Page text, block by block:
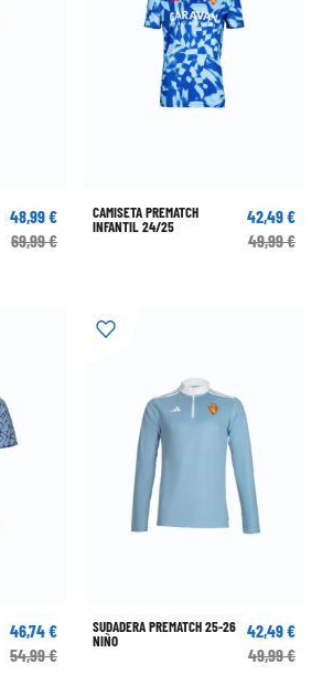
48,99 €
69,99 €
CAMISETA PREMATCH
INFANTIL 24/25
42,49 €
49,99 €
46,74 €
54,99 €
SUDADERA PREMATCH 25-26
NIÑO
42,49 €
49,99 €